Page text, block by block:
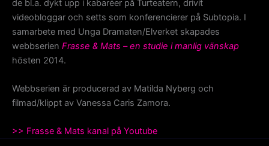
de bl.a. dykt upp i kabaréer på Turteatern, drivit
videobloggar och setts som konferencierer på Subtopia. I
samarbete med Unga Dramaten/Elverket skapades
webbserien Frasse & Mats – en studie i manlig vänskap
hösten 2014.
Webbserien är producerad av Matilda Nyberg och
filmad/klippt av Vanessa Caris Zamora.
>> Frasse & Mats kanal på Youtube